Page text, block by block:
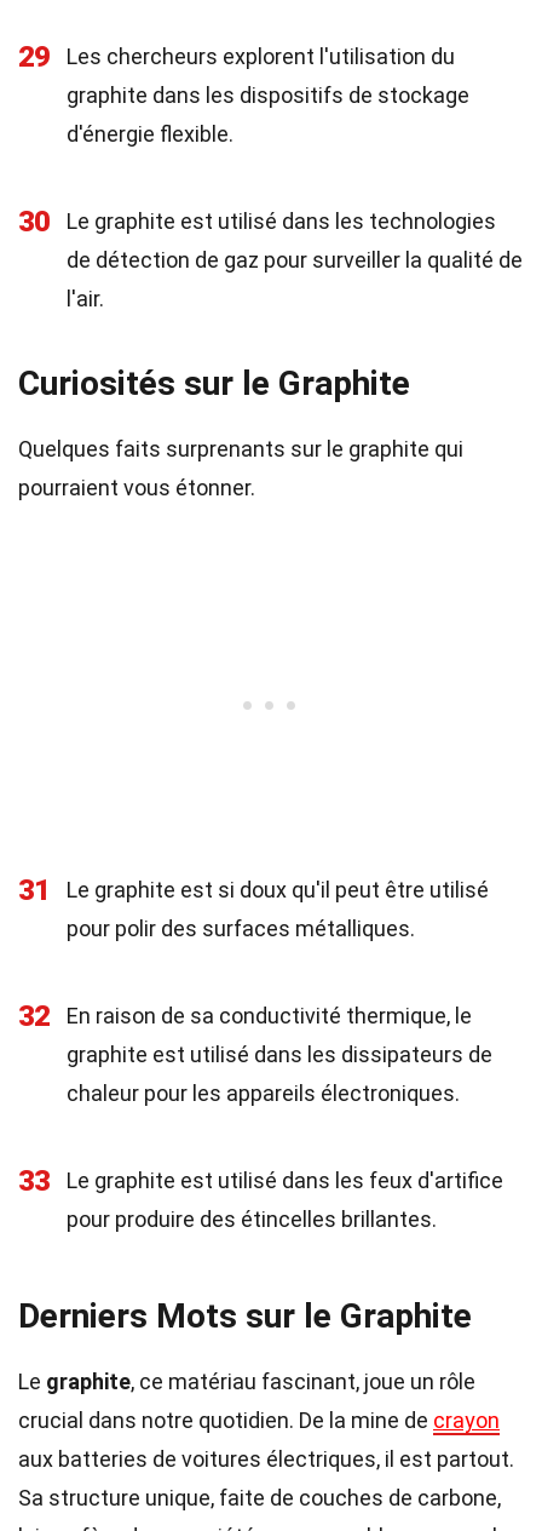
29
Les chercheurs explorent l'utilisation du
graphite dans les dispositifs de stockage
d'énergie flexible.
30
Le graphite est utilisé dans les technologies
de détection de gaz pour surveiller la qualité de
l'air.
Curiosités sur le Graphite
Quelques faits surprenants sur le graphite qui
pourraient vous étonner.
31
Le graphite est si doux qu'il peut être utilisé
pour polir des surfaces métalliques.
32
En raison de sa conductivité thermique, le
graphite est utilisé dans les dissipateurs de
chaleur pour les appareils électroniques.
33
Le graphite est utilisé dans les feux d'artifice
pour produire des étincelles brillantes.
Derniers Mots sur le Graphite
Le graphite, ce matériau fascinant, joue un rôle
crucial dans notre quotidien. De la mine de crayon
aux batteries de voitures électriques, il est partout.
Sa structure unique, faite de couches de carbone,